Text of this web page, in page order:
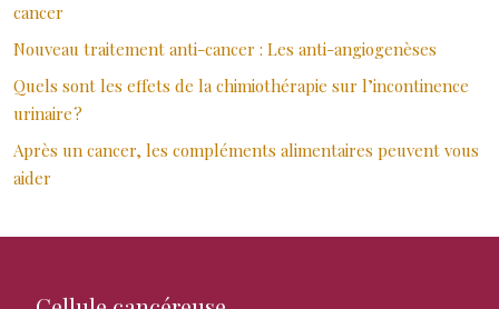
cancer
Nouveau traitement anti-cancer : Les anti-angiogenèses
Quels sont les effets de la chimiothérapie sur l’incontinence
urinaire ?
Après un cancer, les compléments alimentaires peuvent vous
aider